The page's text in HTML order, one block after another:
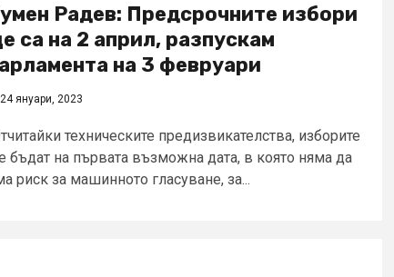
Радев: Предсрочните избори
са на 2 април, разпускам
на 3 февруари
24 януари, 2023
техническите предизвикателства, изборите
бъдат на първата възможна дата, в която няма да
риск за машинното гласуване, за...